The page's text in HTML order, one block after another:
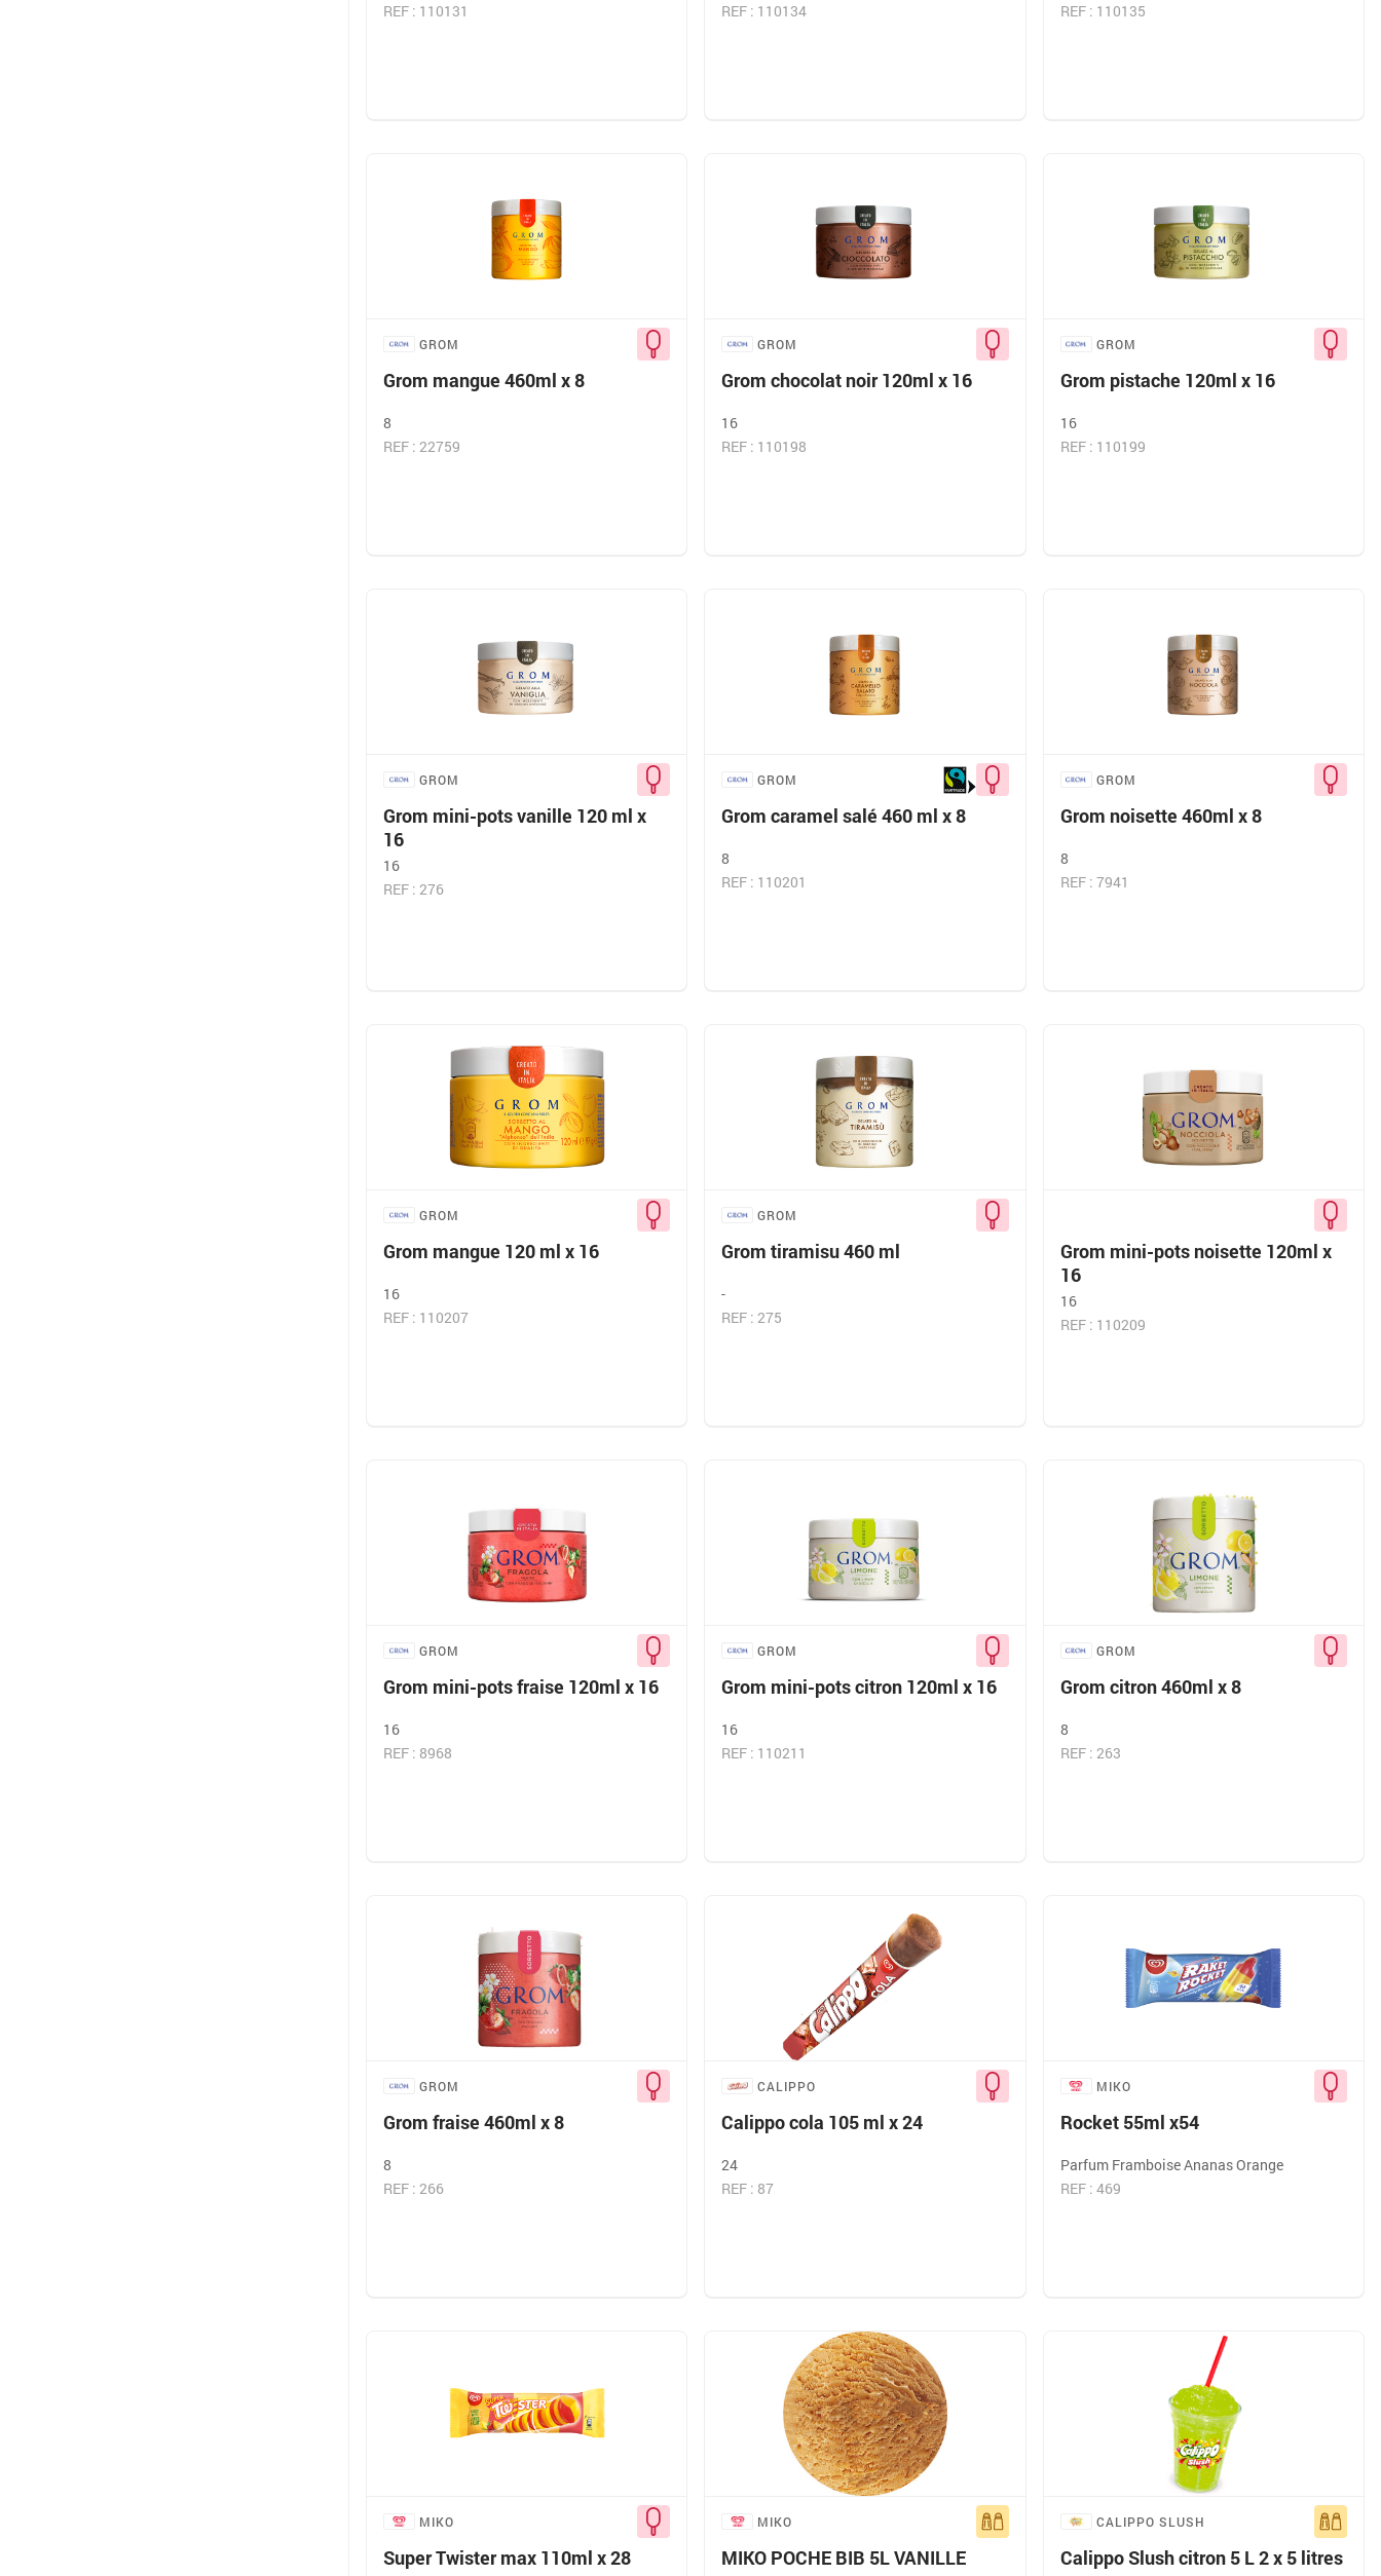
REF : 110131
REF : 110134
REF : 110135
GROM
Grom mangue 460ml x 8
8
REF : 22759
GROM
Grom chocolat noir 120ml x 16
16
REF : 110198
GROM
Grom pistache 120ml x 16
16
REF : 110199
GROM
Grom mini-pots vanille 120 ml x
16
16
REF : 276
GROM
Grom caramel salé 460 ml x 8
8
REF : 110201
GROM
Grom noisette 460ml x 8
8
REF : 7941
GROM
Grom mangue 120 ml x 16
16
REF : 110207
GROM
Grom tiramisu 460 ml
-
REF : 275
Grom mini-pots noisette 120ml x
16
16
REF : 110209
GROM
Grom mini-pots fraise 120ml x 16
16
REF : 8968
GROM
Grom mini-pots citron 120ml x 16
16
REF : 110211
GROM
Grom citron 460ml x 8
8
REF : 263
GROM
Grom fraise 460ml x 8
8
REF : 266
CALIPPO
Calippo cola 105 ml x 24
24
REF : 87
MIKO
Rocket 55ml x54
Parfum Framboise Ananas Orange
REF : 469
MIKO
Super Twister max 110ml x 28
MIKO
MIKO POCHE BIB 5L VANILLE
CALIPPO SLUSH
Calippo Slush citron 5 L 2 x 5 litres